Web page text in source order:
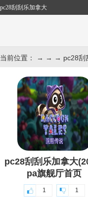
pc28刮刮乐加拿大
当前位置： → → → pc28刮
pc28刮刮乐加拿大
pa旗舰厅首页
1 1